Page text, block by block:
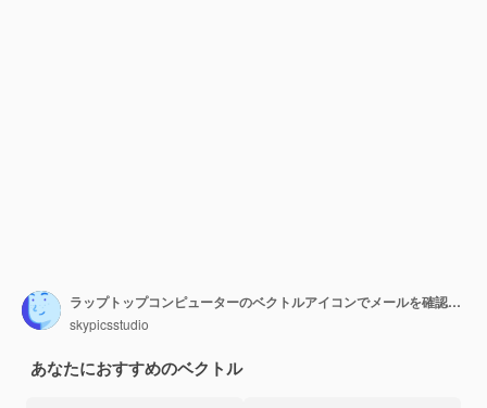
ラップトップコンピューターのベクトルアイコンでメールを確認してください
skypicsstudio
あなたにおすすめのベクトル